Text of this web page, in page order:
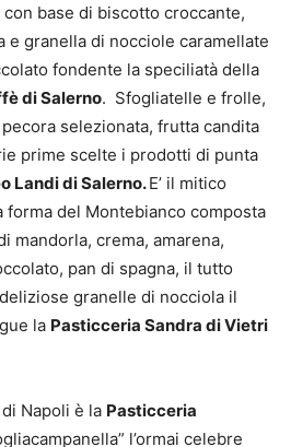
base di biscotto croccante,
e granella di nocciole caramellate
fondente la speciliatà della
di Salerno. Sfogliatelle e frolle,
selezionata, frutta candita
prime scelte i prodotti di punta
Landi di Salerno.E’ il mitico
forma del Montebianco composta
mandorla, crema, amarena,
pan di spagna, il tutto
granelle di nocciola il
la Pasticceria Sandra di Vietri
Napoli è la Pasticceria
l’ormai celebre